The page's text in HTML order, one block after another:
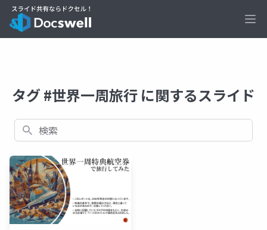
タグ #世界一周旅行 に関するスライド
検索